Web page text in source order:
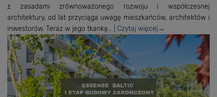
z zasadami zrównoważonego rozwoju i współczesnej
architektury, od lat przyciąga uwagę mieszkańców, architektów i
inwestorów. Teraz w jego tkankę…
Czytaj więcej →